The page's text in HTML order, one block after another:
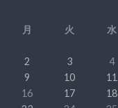
月
火 水
2
3 4
9
10 11
16
17 18